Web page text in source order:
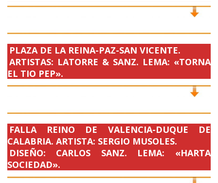
PLAZA DE LA REINA-PAZ-SAN VICENTE.
ARTISTAS: LATORRE & SANZ. LEMA: «TORNA
EL TIO PEP».
FALLA REINO DE VALENCIA-DUQUE DE
CALABRIA. ARTISTA: SERGIO MUSOLES.
DISEÑO: CARLOS SANZ. LEMA: «HARTA
SOCIEDAD».